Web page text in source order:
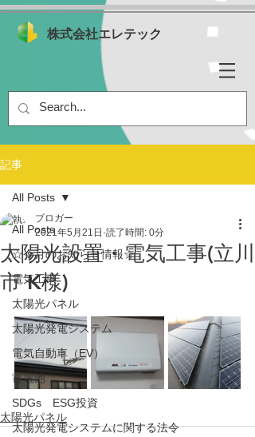
株式会社エレテック
記事
All Posts
☆今月のお知らせ情報☆
電気工事
太陽光パネル
太陽光発電システム
電気自動車（EV）
蓄電池
SDGs ESG投資
太陽光発電システムに関する法令
All Posts
太陽光設置・電気工事(立川
市 K様)
ブロガー
2021年5月21日 読了時間: 0分
太陽光パネル